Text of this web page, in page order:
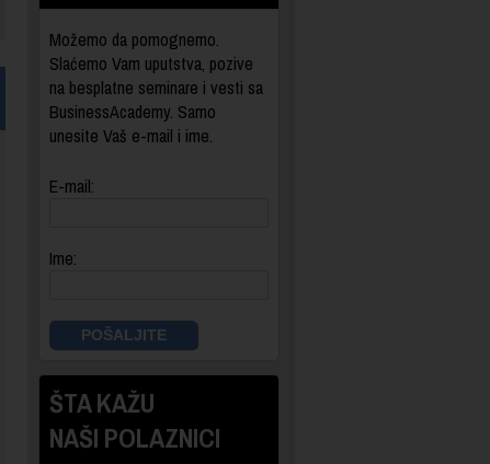
Možemo da pomognemo.
Slaćemo Vam uputstva, pozive
na besplatne seminare i vesti sa
BusinessAcademy. Samo
unesite Vaš e-mail i ime.
E-mail:
Ime:
ŠTA KAŽU
NAŠI POLAZNICI